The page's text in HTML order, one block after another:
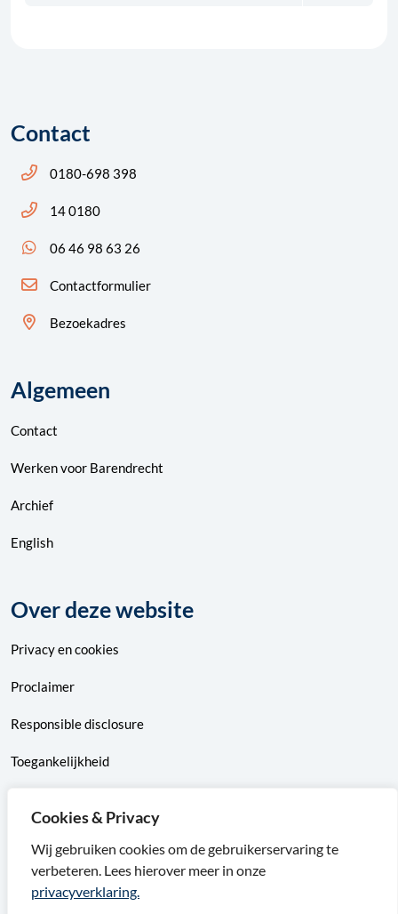
Cookies & Privacy
Wij gebruiken cookies om de gebruikerservaring te
verbeteren. Lees hierover meer in onze
privacyverklaring.
Contact
Bel ons: 14 0180
0180-698 398
Bel ons: 14 0180
14 0180
App ons: 06 46 98 63 26 (WhatsApp)
06 46 98 63 26
Contactformulier
Bezoekadres
Algemeen
Contact
Werken voor Barendrecht
Archief
English
Over deze website
Privacyencookies
Proclaimer
Responsible disclosure
Toegankelijkheid
F
X